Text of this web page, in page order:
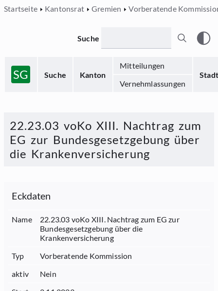
Startseite Kantonsrat Gremien Vorberatende
SG Suche Kanton
Mitteilungen
Stadt
Vernehmlassungen
Suche
22.23.03 voKo XIII. Nachtrag zum
EG zur Bundesgesetzgebung über
die Krankenversicherung
Eckdaten
Name
22.23.03 voKo XIII. Nachtrag zum EG zur
Bundesgesetzgebung über die
Krankenversicherung
Typ
Vorberatende Kommission
aktiv
Nein